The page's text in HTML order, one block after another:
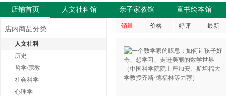
店铺首页 人文社科馆 亲子家教馆 童书绘本馆
店内商品分类
人文社科
历史
哲学/宗教
社会科学
心理学
销量 价格 好评 最新
浪
键
打